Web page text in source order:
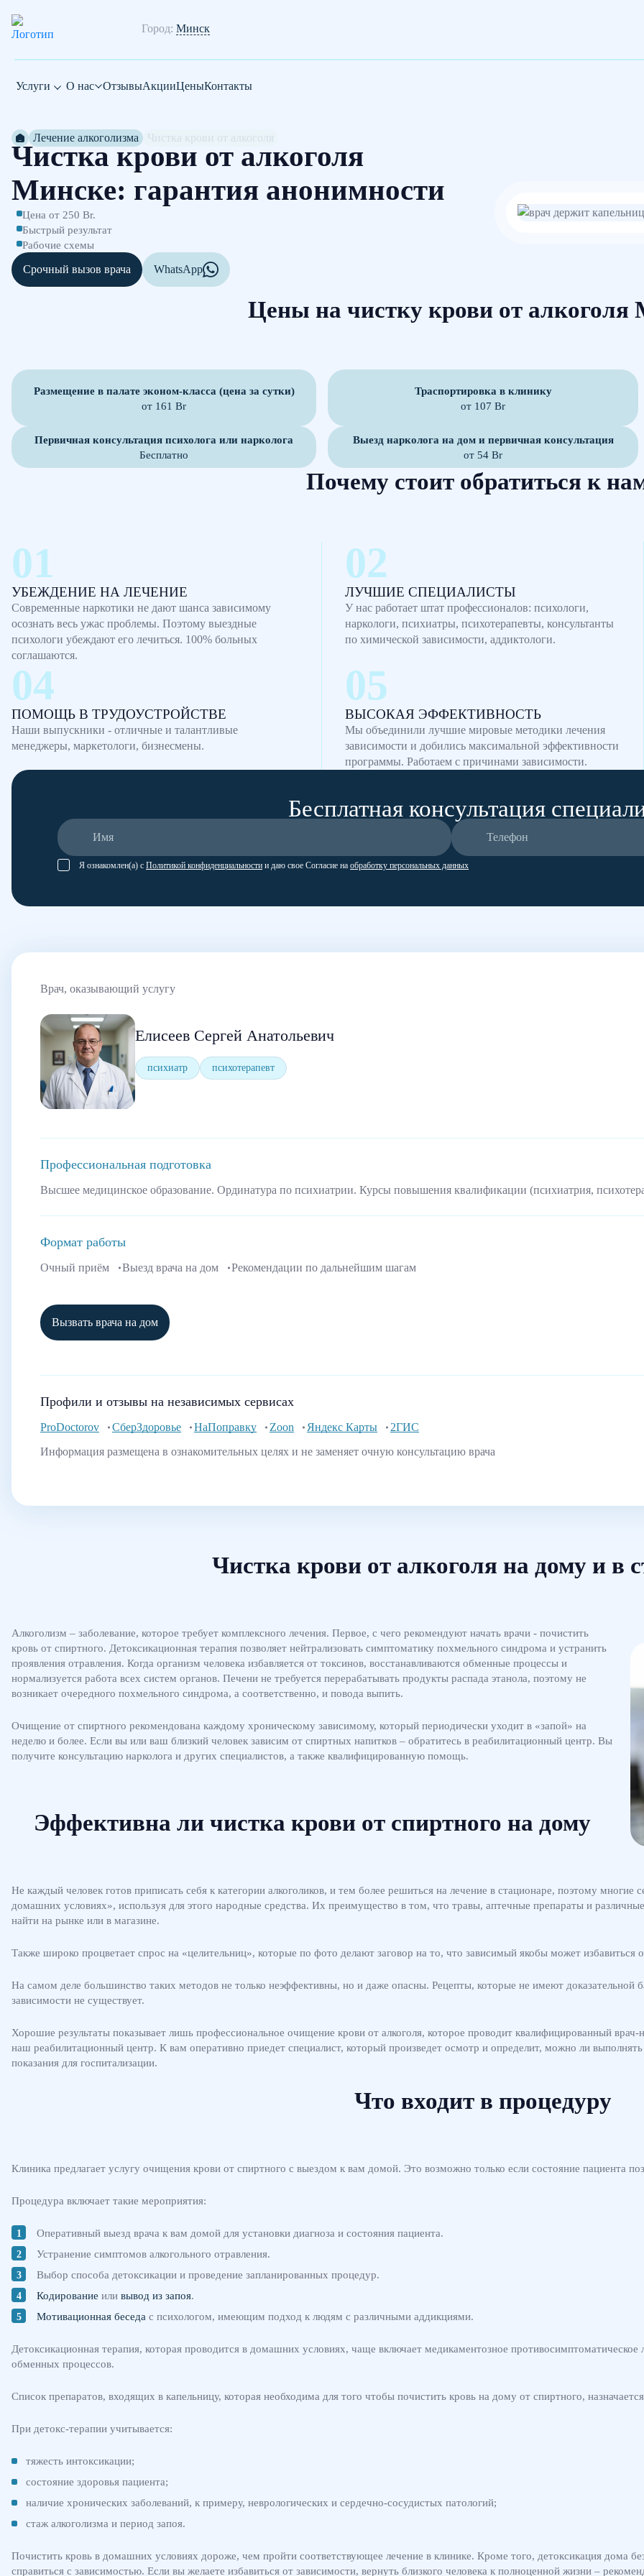
Город: Минск
Услуги О нас ОтзывыАкцииЦеныКонтакты
Лечение алкоголизма
Чистка крови от алкоголя
Минске: гарантия анонимности
Цена от 250 Br.
Быстрый результат
Рабочие схемы
Срочный вызов врача
WhatsApp
Цены на чистку крови от алкоголя
Размещение в палате эконом-класса (цена за сутки)
от 161 Br
Траспортировка в клинику
от 107 Br
Первичная консультация психолога или нарколога
Бесплатно
Выезд нарколога на дом и первичная консультация
от 54 Br
Почему стоит обратиться к
УБЕЖДЕНИЕ НА ЛЕЧЕНИЕ
Современные наркотики не дают шанса зависимому
осознать весь ужас проблемы. Поэтому выездные
психологи убеждают его лечиться. 100% больных
соглашаются.
ЛУЧШИЕ СПЕЦИАЛИСТЫ
У нас работает штат профессионалов: психологи,
наркологи, психиатры, психотерапевты, консультанты
по химической зависимости, аддиктологи.
ПОМОЩЬ В ТРУДОУСТРОЙСТВЕ
Наши выпускники - отличные и талантливые
менеджеры, маркетологи, бизнесмены.
ВЫСОКАЯ ЭФФЕКТИВНОСТЬ
Мы объединили лучшие мировые методики лечения
зависимости и добились максимальной эффективности
программы. Работаем с причинами зависимости.
Бесплатная консультация
Я ознакомлен(а) с Политикой конфиденциальности и даю свое Согласие на обработку персональных данных
Врач, оказывающий услугу
Елисеев Сергей Анатольевич
психиатр психотерапевт
Профессиональная подготовка
Высшее медицинское образование. Ординатура по психиатрии. Курсы повышения квалификации (психиатрия,
Формат работы
Очный приём Выезд врача на дом Рекомендации по дальнейшим шагам
Вызвать врача на дом
Профили и отзывы на независимых сервисах
ProDoctorov СберЗдоровье НаПоправку Zoon Яндекс Карты
2ГИС
Информация размещена в ознакомительных целях и не заменяет очную консультацию врача
Чистка крови от алкоголя на дому и в
Алкоголизм – заболевание, которое требует комплексного лечения. Первое, с чего рекомендуют начать врачи - почистить
кровь от спиртного. Детоксикационная терапия позволяет нейтрализовать симптоматику похмельного синдрома и устранить
проявления отравления. Когда организм человека избавляется от токсинов, восстанавливаются обменные процессы и
нормализуется работа всех систем органов. Печени не требуется перерабатывать продукты распада этанола, поэтому не
возникает очередного похмельного синдрома, а соответственно, и повода выпить.
Очищение от спиртного рекомендована каждому хроническому зависимому, который периодически уходит в «запой» на
неделю и более. Если вы или ваш близкий человек зависим от спиртных напитков – обратитесь в реабилитационный центр. Вы
получите консультацию нарколога и других специалистов, а также квалифицированную помощь.
Эффективна ли чистка крови от спиртного на дому
Не каждый человек готов приписать себя к категории алкоголиков, и тем более решиться на лечение в стационаре, поэтому
домашних условиях», используя для этого народные средства. Их преимущество в том, что травы, аптечные препараты и
найти на рынке или в магазине.
Также широко процветает спрос на «целительниц», которые по фото делают заговор на то, что зависимый якобы может избавиться
На самом деле большинство таких методов не только неэффективны, но и даже опасны. Рецепты, которые не имеют доказательной
зависимости не существует.
Хорошие результаты показывает лишь профессиональное очищение крови от алкоголя, которое проводит квалифицированный врач-
наш реабилитационный центр. К вам оперативно приедет специалист, который произведет осмотр и определит, можно ли
показания для госпитализации.
Что входит в процедуру
Клиника предлагает услугу очищения крови от спиртного с выездом к вам домой. Это возможно только если состояние пациента
Процедура включает такие мероприятия:
Оперативный выезд врача к вам домой для установки диагноза и состояния пациента.
Устранение симптомов алкогольного отравления.
Выбор способа детоксикации и проведение запланированных процедур.
Кодирование или вывод из запоя.
Мотивационная беседа с психологом, имеющим подход к людям с различными аддикциями.
Детоксикационная терапия, которая проводится в домашних условиях, чаще включает медикаментозное противосимптоматическое
обменных процессов.
Список препаратов, входящих в капельницу, которая необходима для того чтобы почистить кровь на дому от спиртного,
При детокс-терапии учитывается:
тяжесть интоксикации;
состояние здоровья пациента;
наличие хронических заболеваний, к примеру, неврологических и сердечно-сосудистых патологий;
стаж алкоголизма и период запоя.
Почистить кровь в домашних условиях дороже, чем пройти соответствующее лечение в клинике. Кроме того, детоксикация дома
справиться с зависимостью. Если вы желаете избавиться от зависимости, вернуть близкого человека к полноценной жизни –